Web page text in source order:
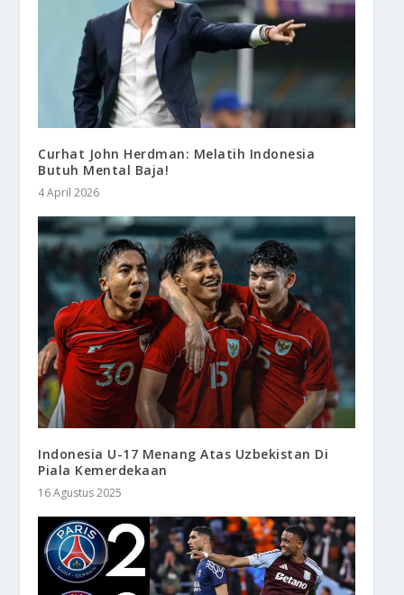
Curhat John Herdman: Melatih Indonesia
Butuh Mental Baja!
4 April 2026
Indonesia U-17 Menang Atas Uzbekistan Di
Piala Kemerdekaan
16 Agustus 2025